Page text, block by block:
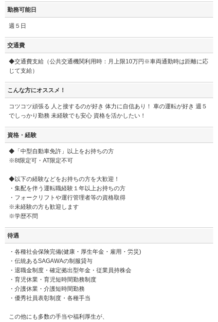
勤務可能日
週５日
交通費
◆交通費支給（公共交通機関利用時：月上限10万円※車両通勤時は距離に応
じて支給）
こんな方にオススメ！
コツコツ頑張る 人と接するのが好き 体力に自信あり！ 車の運転が好き 週５
でしっかり勤務 未経験でも安心 資格を活かしたい！
資格・経験
◆「中型自動車免許」以上をお持ちの方
※8t限定可・AT限定不可
◆以下の経験などをお持ちの方を大歓迎！
・集配を伴う運転職経験１年以上お持ちの方
・フォークリフトや運行管理者等の資格取得
※未経験の方も歓迎します
※学歴不問
待遇
・各種社会保険完備(健康・厚生年金・雇用・労災)
・伝統あるSAGAWAの制服貸与
・退職金制度・確定拠出型年金・従業員持株会
・育児休業・育児短時間勤務制度
・介護休業・介護短時間勤務
・優秀社員表彰制度・各種手当
この他にも多数の手当や福利厚生が、